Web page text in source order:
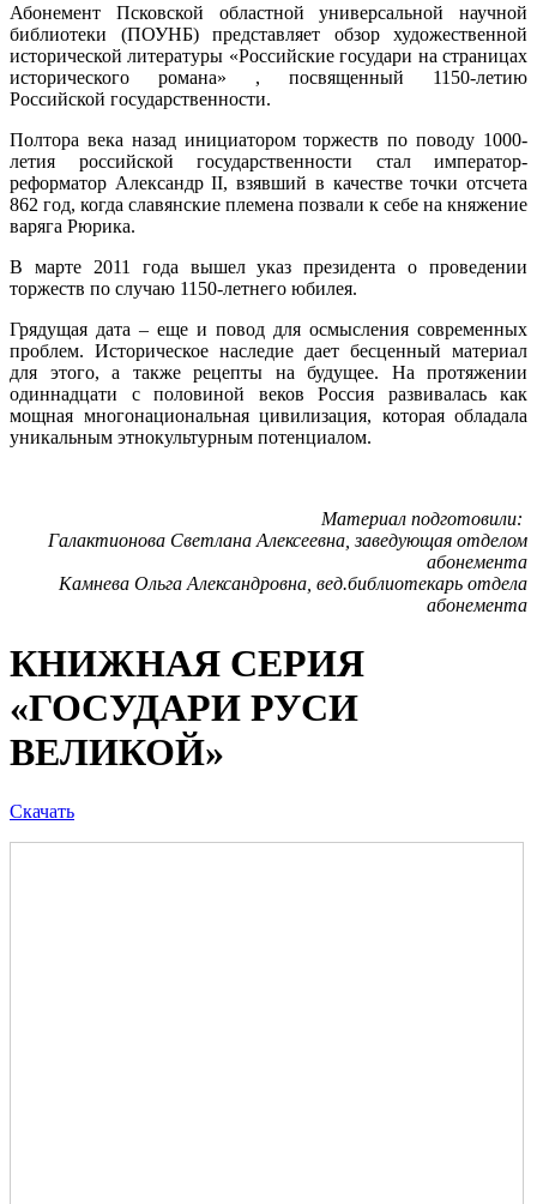
Абонемент Псковской областной универсальной научной
библиотеки (ПОУНБ) представляет обзор художественной
исторической литературы «Российские государи на страницах
исторического романа» , посвященный 1150-летию
Российской государственности.
Полтора века назад инициатором торжеств по поводу 1000-
летия российской государственности стал император-
реформатор Александр II, взявший в качестве точки отсчета
862 год, когда славянские племена позвали к себе на княжение
варяга Рюрика.
В марте 2011 года вышел указ президента о проведении
торжеств по случаю 1150-летнего юбилея.
Грядущая дата – еще и повод для осмысления современных
проблем. Историческое наследие дает бесценный материал
для этого, а также рецепты на будущее. На протяжении
одиннадцати с половиной веков Россия развивалась как
мощная многонациональная цивилизация, которая обладала
уникальным этнокультурным потенциалом.
Материал подготовили:
Галактионова Светлана Алексеевна, заведующая отделом
абонемента
Камнева Ольга Александровна, вед.библиотекарь отдела
абонемента
КНИЖНАЯ СЕРИЯ
«ГОСУДАРИ РУСИ
ВЕЛИКОЙ»
Скачать